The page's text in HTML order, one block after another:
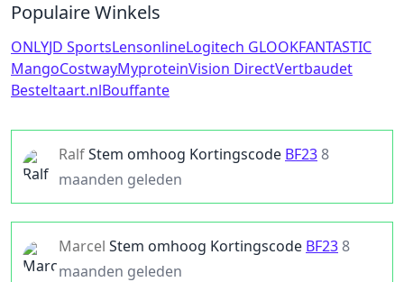
Populaire Winkels
ONLYJD SportsLensonlineLogitech GLOOKFANTASTIC
MangoCostwayMyproteinVision DirectVertbaudet
Besteltaart.nlBouffante
RalfStem omhoog Kortingscode BF238
maanden geleden
Marcel Stem omhoog Kortingscode BF238
maanden geleden